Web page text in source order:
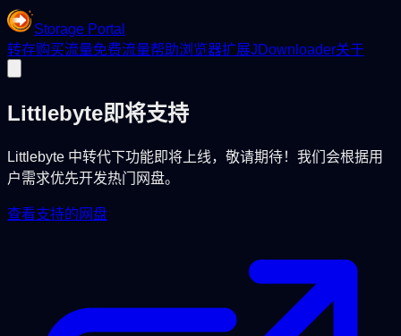
Storage Portal
转存购买流量免费流量帮助浏览器扩展JDownloader关于
Littlebyte即将支持
Littlebyte 中转代下功能即将上线，敬请期待！我们会根据用
户需求优先开发热门网盘。
查看支持的网盘